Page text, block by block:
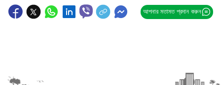
আপনার মতামত প্রদান করুন